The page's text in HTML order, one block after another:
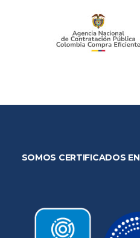
SOMOS CERTIFICADOS EN